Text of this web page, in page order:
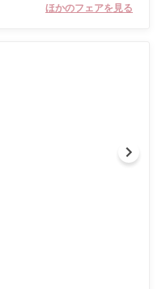
ほかのフェアを見る